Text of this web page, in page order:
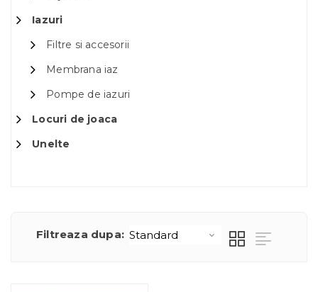
Iazuri
Filtre si accesorii
Membrana iaz
Pompe de iazuri
Locuri de joaca
Unelte
Filtreaza dupa: